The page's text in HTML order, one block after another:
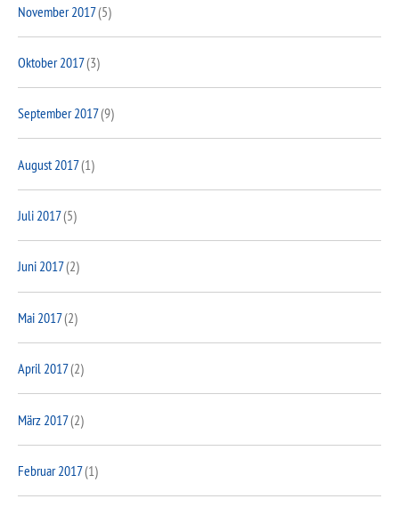
November 2017(5)
Oktober 2017(3)
September 2017(9)
August 2017(1)
Juli 2017(5)
Juni 2017(2)
Mai 2017(2)
April 2017(2)
März 2017(2)
Februar 2017(1)